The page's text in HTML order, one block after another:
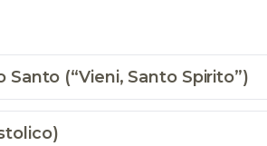
Santo (“Vieni, Santo Spirito”)